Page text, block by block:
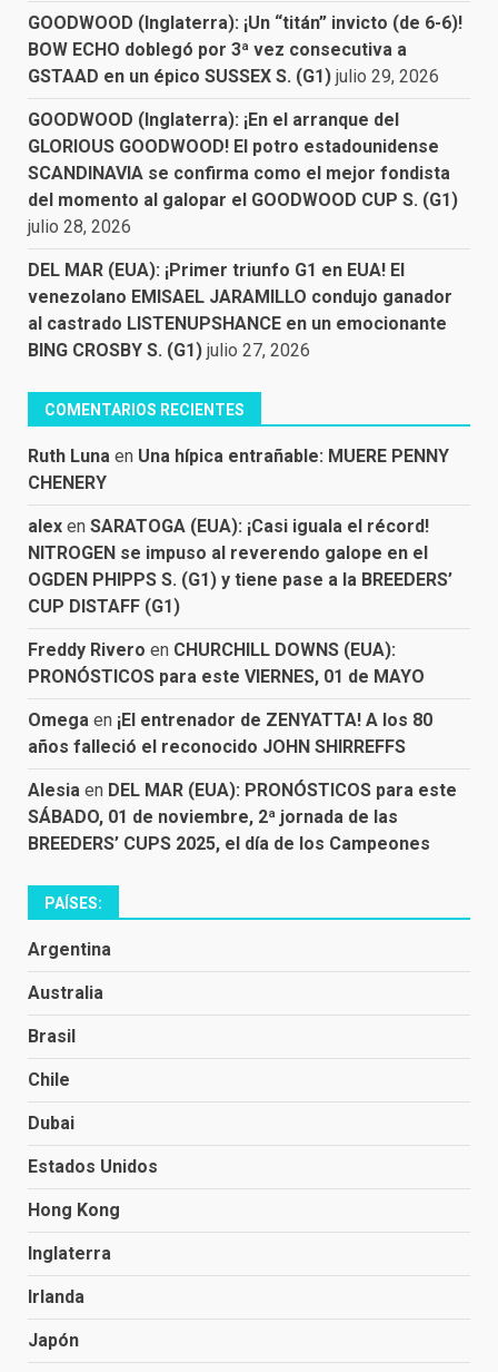
GOODWOOD (Inglaterra): ¡Un “titán” invicto (de 6-6)!
BOW ECHO doblegó por 3ª vez consecutiva a
GSTAAD en un épico SUSSEX S. (G1) julio 29, 2026
GOODWOOD (Inglaterra): ¡En el arranque del
GLORIOUS GOODWOOD! El potro estadounidense
SCANDINAVIA se confirma como el mejor fondista
del momento al galopar el GOODWOOD CUP S. (G1)
julio 28, 2026
DEL MAR (EUA): ¡Primer triunfo G1 en EUA! El
venezolano EMISAEL JARAMILLO condujo ganador
al castrado LISTENUPSHANCE en un emocionante
BING CROSBY S. (G1) julio 27, 2026
COMENTARIOS RECIENTES
Ruth Luna en Una hípica entrañable: MUERE PENNY
CHENERY
alex en SARATOGA (EUA): ¡Casi iguala el récord!
NITROGEN se impuso al reverendo galope en el
OGDEN PHIPPS S. (G1) y tiene pase a la BREEDERS’
CUP DISTAFF (G1)
Freddy Rivero en CHURCHILL DOWNS (EUA):
PRONÓSTICOS para este VIERNES, 01 de MAYO
Omega en ¡El entrenador de ZENYATTA! A los 80
años falleció el reconocido JOHN SHIRREFFS
Alesia en DEL MAR (EUA): PRONÓSTICOS para este
SÁBADO, 01 de noviembre, 2ª jornada de las
BREEDERS’ CUPS 2025, el día de los Campeones
PAÍSES:
Argentina
Australia
Brasil
Chile
Dubai
Estados Unidos
Hong Kong
Inglaterra
Irlanda
Japón